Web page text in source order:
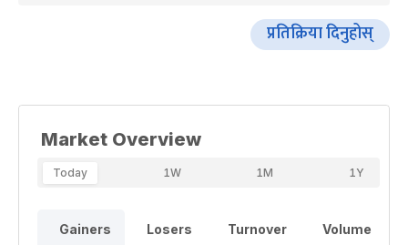
प्रतिक्रिया दिनुहोस्